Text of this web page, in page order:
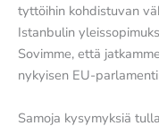
tyttöihin kohdistuvan
Istanbulin
Sovimme, että
nykyisen EU-
Samoja kysymyksiä